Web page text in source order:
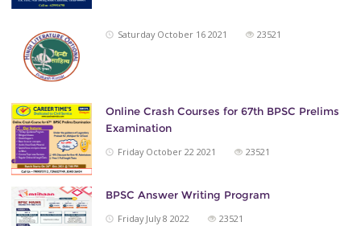
Saturday October 16 2021 23521
Online Crash Courses for 67th BPSC Prelims
Examination
Friday October 22 2021
23521
BPSC Answer Writing Program
Friday July 8 2022
23521